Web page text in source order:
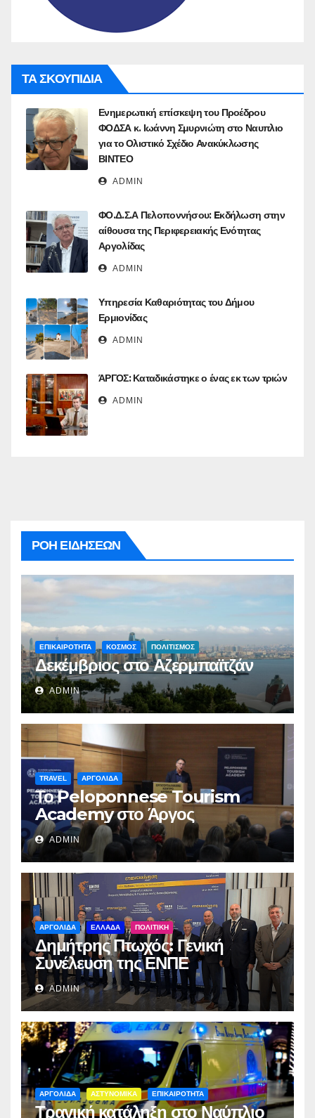
ΤΑ ΣΚΟΥΠΙΔΙΑ
Ενημερωτική επίσκεψη του Προέδρου
ΦΟΔΣΑ κ. Ιωάννη Σμυρνιώτη στο Ναυπλιο
για το Ολιστικό Σχέδιο Ανακύκλωσης
ΒΙΝΤΕΟ
ADMIN
ΦΟ.Δ.Σ.Α Πελοποννήσου: Eκδήλωση στην
αίθουσα της Περιφερειακής Ενότητας
Αργολίδας
ADMIN
Υπηρεσία Καθαριότητας του Δήμου
Ερμιονίδας
ADMIN
ΆΡΓΟΣ: Καταδικάστηκε ο ένας εκ των τριών
ADMIN
ΡΟΗ ΕΙΔΗΣΕΩΝ
ΕΠΙΚΑΙΡΟΤΗΤΑ ΚΟΣΜΟΣ ΠΟΛΙΤΙΣΜΟΣ
Δεκέμβριος στο Αζερμπαϊτζάν
ADMIN
TRAVEL ΑΡΓΟΛΙΔΑ
Το Peloponnese Tourism
Academy στο Άργος
ADMIN
ΑΡΓΟΛΙΔΑ ΕΛΛΑΔΑ ΠΟΛΙΤΙΚΗ
Δημήτρης Πτωχός: Γενική
Συνέλευση της ΕΝΠΕ
ADMIN
ΑΡΓΟΛΙΔΑ ΑΣΤΥΝΟΜΙΚΑ ΕΠΙΚΑΙΡΟΤΗΤΑ
Τραγική κατάληξη στο Ναύπλιο